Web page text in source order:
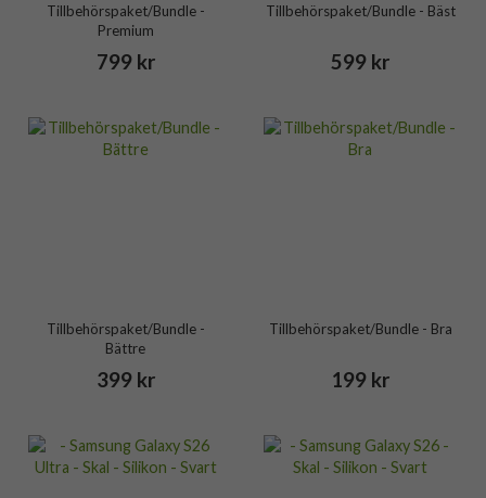
Tillbehörspaket/Bundle -
Premium
799 kr
Tillbehörspaket/Bundle - Bäst
599 kr
Tillbehörspaket/Bundle -
Bättre
399 kr
Tillbehörspaket/Bundle - Bra
199 kr